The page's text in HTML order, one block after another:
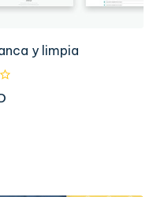
y limpia